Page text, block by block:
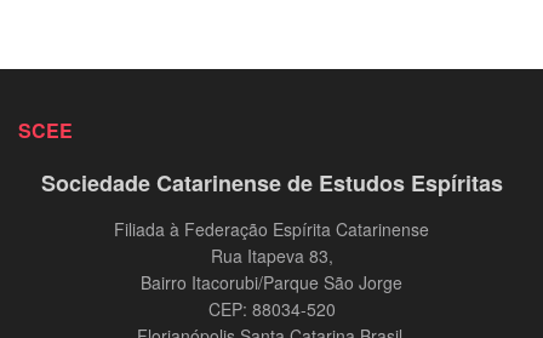
SCEE
Sociedade Catarinense de Estudos Espíritas
Filiada à Federação Espírita Catarinense
Rua Itapeva 83,
Bairro Itacorubi/Parque São Jorge
CEP: 88034-520